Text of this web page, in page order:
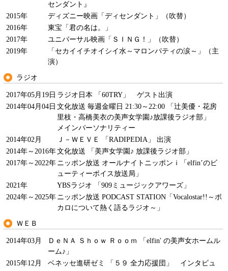
センダント』
2015年
ディズニー映画「ディセンダント」（吹替）
2016年
東宝「君の名は。」
2017年
ユニバーサル映画「ＳＩＮＧ！」（吹替）
2019年
「セカイイチオイシイ水～マロンパティの涙～」（主
演）
ラジオ
2017年05月19日 ラジオ日本 「60TRY」 ゲスト出演
2014年04月04日 文化放送 毎週金曜日 21:30～22:00 「辻美優・花房
里枝・高橋美衣の美声女学園♪放課後ラジオ部」
メインパーソナリティー
2014年02月
Ｊ－ＷＥＶＥ 「RADIPEDIA」 出演
2014年～2016年文化放送 「美声女学園♪ 放課後ラジオ部」
2017年～2022年 ニッポン放送 オールナイトニッポンｉ「elfin’のビ
ューティーボイス放送局」
2021年
YBSラジオ 「909ミュージックアワーズ」
2024年～2025年 ニッポン放送 PODCAST STATION「Vocalostar!!～ボ
カロについて熱く語るラジオ～」
ＷＥＢ
2014年03月
ＤｅＮＡ Ｓｈｏｗ Ｒｏｏｍ 「elfin' の美声女ホームル
ーム♪」
2015年12月
ベネッセ進研ゼミ 「５９ 全力応援団」 インタビュ